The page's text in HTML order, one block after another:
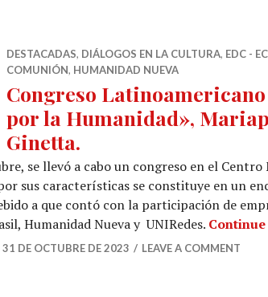
DESTACADAS, DIÁLOGOS EN LA CULTURA, EDC -
COMUNIÓN, HUMANIDAD NUEVA
Congreso Latinoamericano
por la Humanidad»,
Ginetta.
se llevó a cabo un congreso en el
sus características se constituye en un
a que contó con la participación de
Humanidad Nueva y UNIRedes.
31 DE OCTUBRE DE 2023 LEAVE A COMMENT